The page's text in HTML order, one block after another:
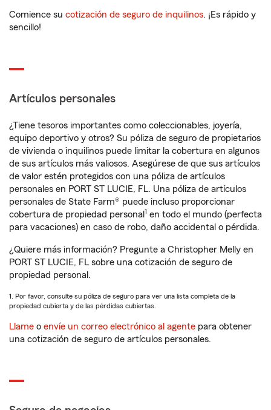
Comience su cotización de seguro de inquilinos. ¡Es rápido y
sencillo!
Artículos personales
¿Tiene tesoros importantes como coleccionables, joyería,
equipo deportivo y otros? Su póliza de seguro de propietarios
de vivienda o inquilinos puede limitar la cobertura en algunos
de sus artículos más valiosos. Asegúrese de que sus artículos
de valor estén protegidos con una póliza de artículos
personales en PORT ST LUCIE, FL. Una póliza de artículos
personales de State Farm® puede incluso proporcionar
cobertura de propiedad personal 1 en todo el mundo (perfecta
para vacaciones) en caso de robo, daño accidental o pérdida.
¿Quiere más información? Pregunte a Christopher Melly en
PORT ST LUCIE, FL sobre una cotización de seguro de
propiedad personal.
1. Por favor, consulte su póliza de seguro para ver una lista completa de la
propiedad cubierta y de las pérdidas cubiertas.
Llame o envíe un correo electrónico al agente para obtener
una cotización de seguro de artículos personales.